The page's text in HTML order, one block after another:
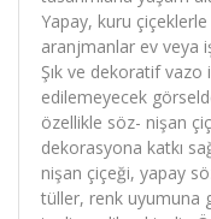
Yapay, kuru çiçeklerle
aranjmanlar ev veya
Şık ve dekoratif vazo
edilemeyecek
özellikle söz- nişan
dekorasyona katkı
nişan çiçeği, yapay
tüller, renk uyumuna